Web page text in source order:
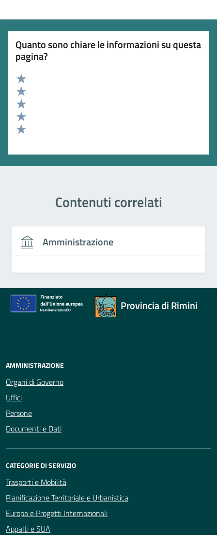
Quanto sono chiare le informazioni su questa
pagina?
Valuta 5 stelle su 5
Valuta 4 stelle su 5
Valuta 3 stelle su 5
Valuta 2 stelle su 5
Contenuti correlati
Amministrazione
Provincia di Rimini
AMMINISTRAZIONE
Organi di Governo
Uffici
Persone
Documenti e Dati
CATEGORIE DI SERVIZIO
Trasporti e Mobilità
Pianificazione Territoriale e Urbanistica
Europa e Progetti Internazionali
Appalti e SUA